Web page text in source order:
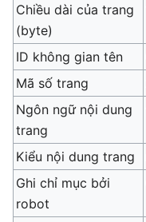
Chiều dài của trang
(byte)
ID không gian tên
Mã số trang
Ngôn ngữ nội dung
trang
Kiểu nội dung trang
Ghi chỉ mục bởi
robot